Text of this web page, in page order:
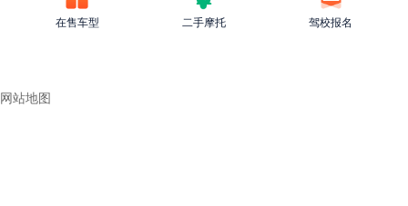
在售车型 二手摩托 驾校报名
网站地图